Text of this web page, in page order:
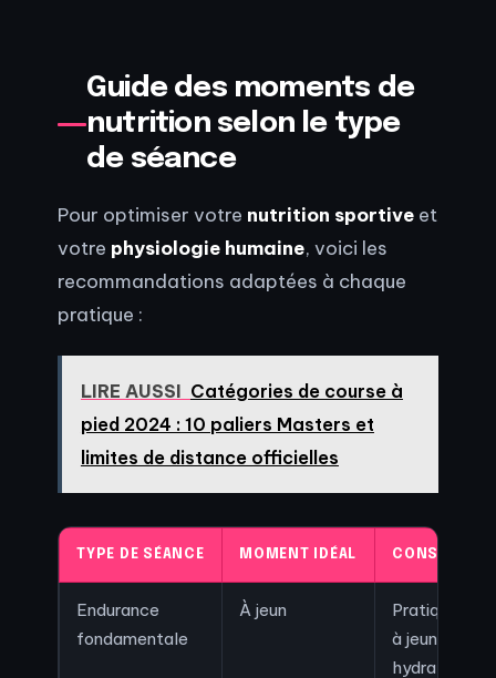
Guide des moments de
nutrition selon le type
de séance
Pour optimiser votre nutrition sportive et
votre physiologie humaine, voici les
recommandations adaptées à chaque
pratique :
LIRE AUSSI Catégories de course à
pied 2024 : 10 paliers Masters et
limites de distance officielles
TYPE DE SÉANCE MOMENT IDÉAL CONSEIL
Endurance
fondamentale
À jeun
Pratique
à jeun avec
hydratation